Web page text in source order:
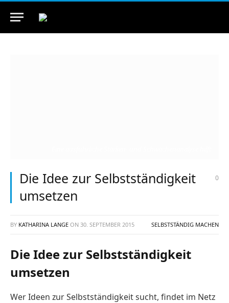
Die Idee zur Selbstständigkeit
umsetzen
0
BY KATHARINA LANGE ON 30. SEPTEMBER 2015 SELBSTSTÄNDIG MACHEN
Die Idee zur Selbstständigkeit
umsetzen
Wer Ideen zur Selbstständigkeit sucht, findet im Netz